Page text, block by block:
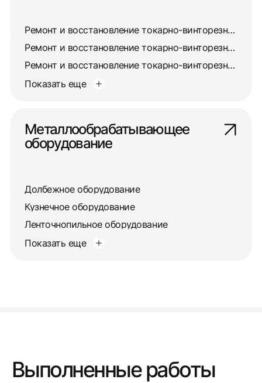
Ремонт и восстановление токарно-винторезного станка 163
Ремонт и восстановление токарно-винторезного станка 165
Ремонт и восстановление токарно-винторезного станка 16А20Ф3
Показать еще
Металлообрабатывающее
оборудование
Долбежное оборудование
Кузнечное оборудование
Ленточнопильное оборудование
Показать еще
Выполненные работы